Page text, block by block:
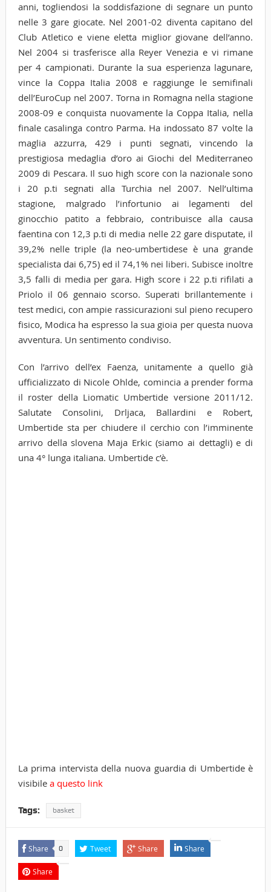
anni, togliendosi la soddisfazione di segnare un punto
nelle 3 gare giocate. Nel 2001-02 diventa capitano del
Club Atletico e viene eletta miglior giovane dell’anno.
Nel 2004 si trasferisce alla Reyer Venezia e vi rimane
per 4 campionati. Durante la sua esperienza lagunare,
vince la Coppa Italia 2008 e raggiunge le semifinali
dell’EuroCup nel 2007. Torna in Romagna nella stagione
2008-09 e conquista nuovamente la Coppa Italia, nella
finale casalinga contro Parma. Ha indossato 87 volte la
maglia azzurra, 429 i punti segnati, vincendo la
prestigiosa medaglia d’oro ai Giochi del Mediterraneo
2009 di Pescara. Il suo high score con la nazionale sono
i 20 p.ti segnati alla Turchia nel 2007. Nell’ultima
stagione, malgrado l’infortunio ai legamenti del
ginocchio patito a febbraio, contribuisce alla causa
faentina con 12,3 p.ti di media nelle 22 gare disputate, il
39,2% nelle triple (la neo-umbertidese è una grande
specialista dai 6,75) ed il 74,1% nei liberi. Subisce inoltre
3,5 falli di media per gara. High score i 22 p.ti rifilati a
Priolo il 06 gennaio scorso. Superati brillantemente i
test medici, con ampie rassicurazioni sul pieno recupero
fisico, Modica ha espresso la sua gioia per questa nuova
avventura. Un sentimento condiviso.
Con l’arrivo dell’ex Faenza, unitamente a quello già
ufficializzato di Nicole Ohlde, comincia a prender forma
il roster della Liomatic Umbertide versione 2011/12.
Salutate Consolini, Drljaca, Ballardini e Robert,
Umbertide sta per chiudere il cerchio con l’imminente
arrivo della slovena Maja Erkic (siamo ai dettagli) e di
una 4° lunga italiana. Umbertide c’è.
La prima intervista della nuova guardia di Umbertide è
visibilea questo link
Tags: basket
Share 0 Tweet Share Share
Share